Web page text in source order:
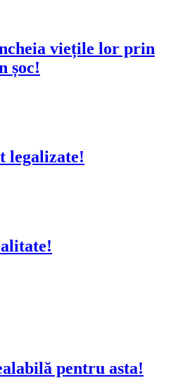
viețile lor prin
șoc!
legalizate!
pentru asta!